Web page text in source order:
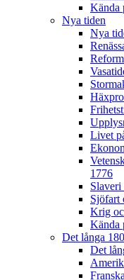
Kända
Nya tiden
Nya
Livet
1776
Slaveri
Sjöfart
Krig
Kända
Det långa
Det